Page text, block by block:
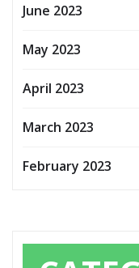
June 2023
May 2023
April 2023
March 2023
February 2023